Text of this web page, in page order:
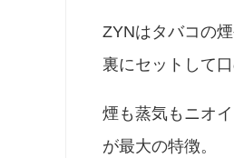
ZYNはタバコの
裏にセットして
煙も蒸気もニオ
が最大の特徴。